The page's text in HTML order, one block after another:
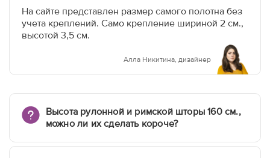
На сайте представлен размер самого полотна без
учета креплений. Само крепление шириной 2 см.,
высотой 3,5 см.
Алла Никитина, дизайнер
Высота рулонной и римской шторы 160 см.,
можно ли их сделать короче?